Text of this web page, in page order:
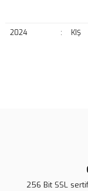
2024 : KIŞ
Ürün
256 Bit SSL